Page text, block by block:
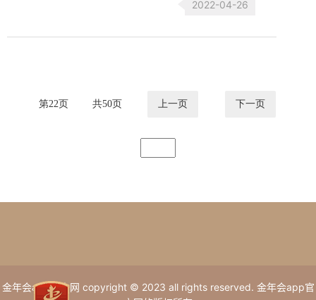
2022-04-26
第22页 共50页 上一页 下一页
金年会app官方网 copyright © 2023 all rights reserved. 金年会app官